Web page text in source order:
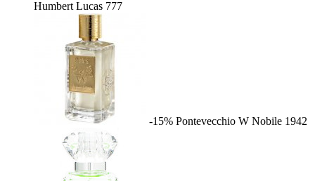
Humbert Lucas 777
-15% Pontevecchio W Nobile 1942